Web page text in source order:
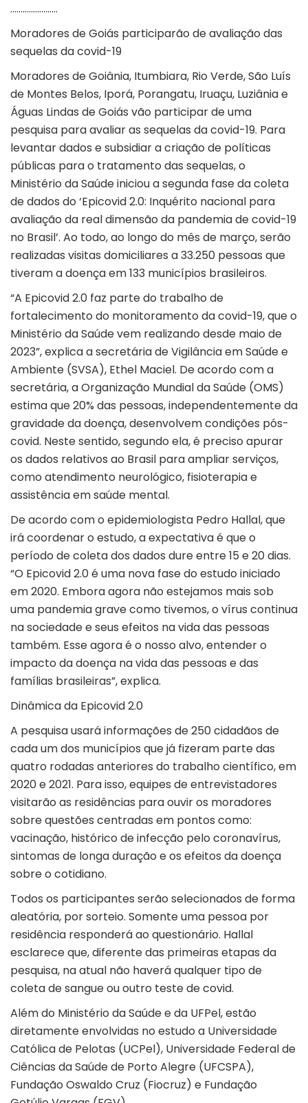
…………………..
Moradores de Goiás participarão de avaliação das
sequelas da covid-19
Moradores de Goiânia, Itumbiara, Rio Verde, São Luís
de Montes Belos, Iporá, Porangatu, Iruaçu, Luziânia e
Águas Lindas de Goiás vão participar de uma
pesquisa para avaliar as sequelas da covid-19. Para
levantar dados e subsidiar a criação de políticas
públicas para o tratamento das sequelas, o
Ministério da Saúde iniciou a segunda fase da coleta
de dados do ‘Epicovid 2.0: Inquérito nacional para
avaliação da real dimensão da pandemia de covid-19
no Brasil’. Ao todo, ao longo do mês de março, serão
realizadas visitas domiciliares a 33.250 pessoas que
tiveram a doença em 133 municípios brasileiros.
“A Epicovid 2.0 faz parte do trabalho de
fortalecimento do monitoramento da covid-19, que o
Ministério da Saúde vem realizando desde maio de
2023”, explica a secretária de Vigilância em Saúde e
Ambiente (SVSA), Ethel Maciel. De acordo com a
secretária, a Organização Mundial da Saúde (OMS)
estima que 20% das pessoas, independentemente da
gravidade da doença, desenvolvem condições pós-
covid. Neste sentido, segundo ela, é preciso apurar
os dados relativos ao Brasil para ampliar serviços,
como atendimento neurológico, fisioterapia e
assistência em saúde mental.
De acordo com o epidemiologista Pedro Hallal, que
irá coordenar o estudo, a expectativa é que o
período de coleta dos dados dure entre 15 e 20 dias.
“O Epicovid 2.0 é uma nova fase do estudo iniciado
em 2020. Embora agora não estejamos mais sob
uma pandemia grave como tivemos, o vírus continua
na sociedade e seus efeitos na vida das pessoas
também. Esse agora é o nosso alvo, entender o
impacto da doença na vida das pessoas e das
famílias brasileiras”, explica.
Dinâmica da Epicovid 2.0
A pesquisa usará informações de 250 cidadãos de
cada um dos municípios que já fizeram parte das
quatro rodadas anteriores do trabalho científico, em
2020 e 2021. Para isso, equipes de entrevistadores
visitarão as residências para ouvir os moradores
sobre questões centradas em pontos como:
vacinação, histórico de infecção pelo coronavírus,
sintomas de longa duração e os efeitos da doença
sobre o cotidiano.
Todos os participantes serão selecionados de forma
aleatória, por sorteio. Somente uma pessoa por
residência responderá ao questionário. Hallal
esclarece que, diferente das primeiras etapas da
pesquisa, na atual não haverá qualquer tipo de
coleta de sangue ou outro teste de covid.
Além do Ministério da Saúde e da UFPel, estão
diretamente envolvidas no estudo a Universidade
Católica de Pelotas (UCPel), Universidade Federal de
Ciências da Saúde de Porto Alegre (UFCSPA),
Fundação Oswaldo Cruz (Fiocruz) e Fundação